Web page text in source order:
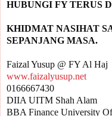
KHIDMAT NASIHAT
www.faizalyusup.net
0166667430
DIIA UITM Shah Alam
BBA Finance University